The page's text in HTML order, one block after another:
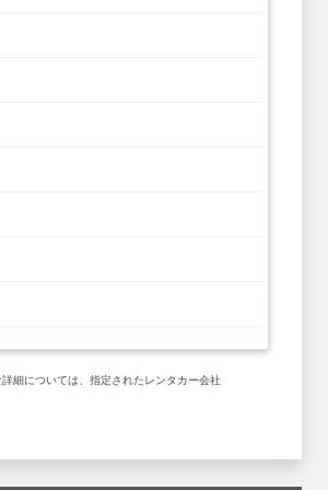
細については、指定されたレンタカー会社